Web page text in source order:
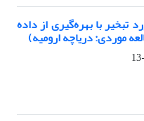
با بهره‌گیری از داده
موردی: دریاچه ارومیه)